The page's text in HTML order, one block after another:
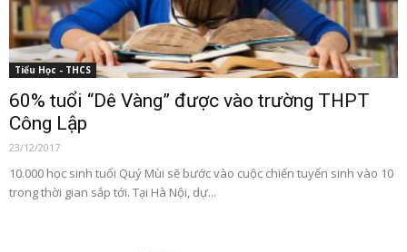
Tiểu Học - THCS
60% tuổi “Dê Vàng” được vào trường THPT
Công Lập
23/12/2017
10.000 học sinh tuổi Quý Mùi sẽ bước vào cuộc chiến tuyển sinh vào 10
trong thời gian sắp tới. Tại Hà Nội, dự...